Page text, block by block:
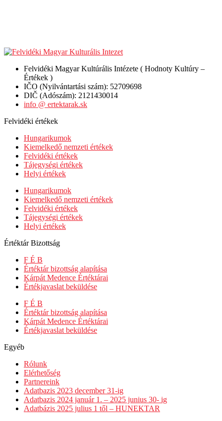
Felvidéki Magyar Kultúrális Intézete ( Hodnoty Kultúry –
Értékek )
IČO (Nyilvántartási szám): 52709698
DIČ (Adószám): 2121430014
info @ ertektarak.sk
Felvidéki értékek
Hungarikumok
Kiemelkedő nemzeti értékek
Felvidéki értékek
Tájegységi értékek
Helyi értékek
Hungarikumok
Kiemelkedő nemzeti értékek
Felvidéki értékek
Tájegységi értékek
Helyi értékek
Értéktár Bizottság
F É B
Értéktár bizottság alapítása
Kárpát Medence Értéktárai
Értékjavaslat beküldése
F É B
Értéktár bizottság alapítása
Kárpát Medence Értéktárai
Értékjavaslat beküldése
Egyéb
Rólunk
Elérhetőség
Partnereink
Adatbazis 2023 december 31-ig
Adatbazis 2024 január 1. – 2025 junius 30- ig
Adatbázis 2025 julius 1 től – HUNEKTAR